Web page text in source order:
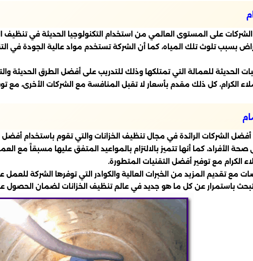
على المستوى العالمي من استخدام التكنولوجيا الحديثة في تنظيف
بسبب تلوث تلك المياه، كما أن الشركة تستخدم مواد عالية الجودة في
الحديثة للعمالة التي تمتلكها وذلك للتدريب على أفضل الطرق
الكرام، كل ذلك مقدم بأسعار لا تقبل المنافسة مع الشركات الأخرى،
الشركات الرائدة في مجال تنظيف الخزانات والتي تقوم باستخدام
صحة الأفراد، كما أنها تتميز بالالتزام بالمواعيد المتفق عليها مسبقاً
الكرام مع توفير أفضل التقنيات المتطورة.
مع تقديم المزيد من الخبرات العالية والكوادر التي توفرها الشركة
تبحث باستمرار عن كل ما هو جديد في عالم تنظيف الخزانات لضمان الحصول